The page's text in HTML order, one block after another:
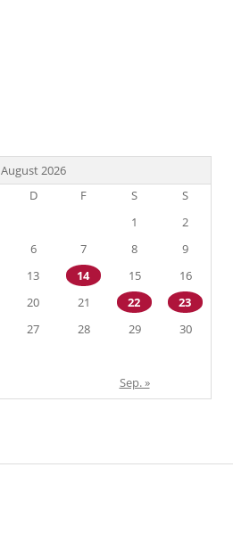
August 2026
D F S
S
1
2
6 7 8
9
13 14 15
16
20 21 22
23
27 28 29
30
Sep. »